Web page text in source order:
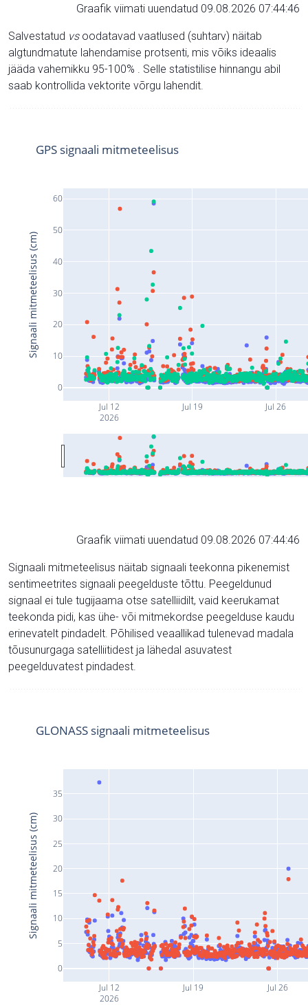
Graafik viimati uuendatud 09.08.2026 07:44:46
Salvestatud vsoodatavad vaatlused (suhtarv) näitab
algtundmatute lahendamise protsenti, mis võiks ideaalis
jääda vahemikku 95-100% . Selle statistilise hinnangu abil
saab kontrollida vektorite võrgu lahendit.
Jul 12
2026
Jul 19 Jul 26
0
10
20
30
40
50
60
GPS signaali mitmeteelisus
Signaali mitmeteelisus (cm)
Graafik viimati uuendatud 09.08.2026 07:44:46
Signaali mitmeteelisus näitab signaali teekonna pikenemist
sentimeetrites signaali peegelduste tõttu. Peegeldunud
signaal ei tule tugijaama otse satelliidilt, vaid keerukamat
teekonda pidi, kas ühe- või mitmekordse peegelduse kaudu
erinevatelt pindadelt. Põhilised veaallikad tulenevad madala
tõusunurgaga satelliitidest ja lähedal asuvatest
peegelduvatest pindadest.
Jul 12
2026
Jul 19 Jul 26
0
5
10
15
20
25
30
35
GLONASS signaali mitmeteelisus
Signaali mitmeteelisus (cm)